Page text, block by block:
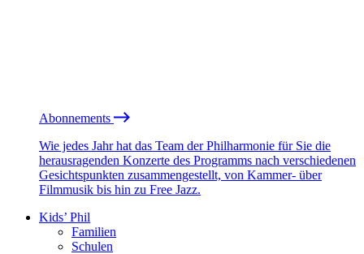
Abonnements
Wie jedes Jahr hat das Team der Philharmonie für Sie die
herausragenden Konzerte des Programms nach verschiedenen
Gesichtspunkten zusammengestellt, von Kammer- über
Filmmusik bis hin zu Free Jazz.
Kids’ Phil
Familien
Schulen